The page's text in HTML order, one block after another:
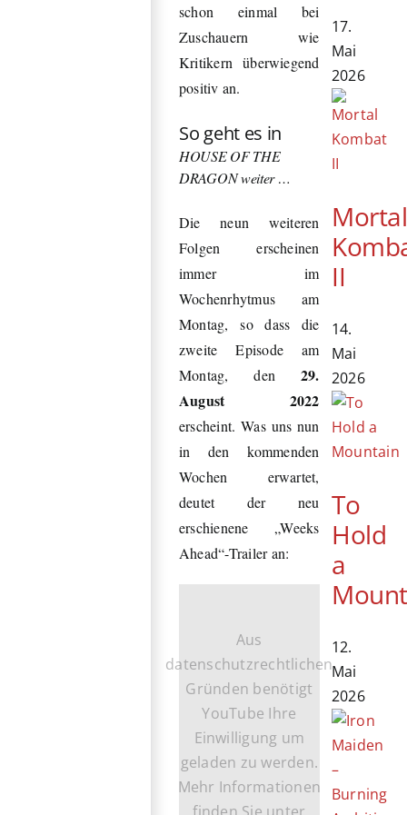
schon einmal bei
Zuschauern wie
Kritikern überwiegend
positiv an.
So geht es in
HOUSE OF THE
DRAGON weiter …
Die neun weiteren
Folgen erscheinen
immer im
Wochenrhytmus am
Montag, so dass die
zweite Episode am
Montag, den 29.
August 2022
erscheint. Was uns nun
in den kommenden
Wochen erwartet,
deutet der neu
erschienene „Weeks
Ahead“-Trailer an:
Aus
datenschutzrechtlichen
Gründen benötigt
YouTube Ihre
Einwilligung um
geladen zu werden.
Mehr Informationen
17.
Mai
2026
Mortal
II
14.
Mai
2026
To
Hold
a
12.
Mai
2026